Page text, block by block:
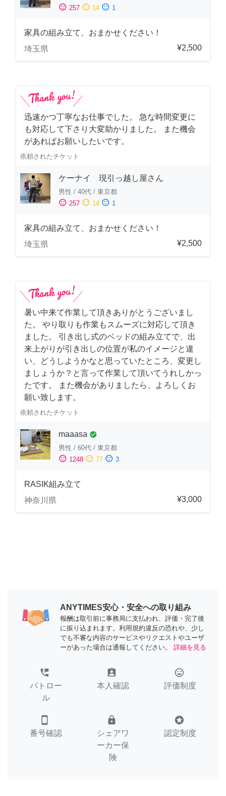
sentiment_satisfied 257 sentiment_neutral 14 sentiment_dissatisfied 1
家具の組み立て、おまかせください！
埼玉県
¥2,500
迅速かつ丁寧なお仕事でした。 急な時間変更に
も対応して下さり大変助かりました。 また機会
があればお願いしたいです。
依頼されたチケット
ケーナイ 現引っ越し屋さん
男性 / 40代 / 東京都
sentiment_satisfied 257 sentiment_neutral 14 sentiment_dissatisfied 1
家具の組み立て、おまかせください！
埼玉県
¥2,500
暑い中来て作業して頂きありがとうございまし
た。 やり取りも作業もスムーズに対応して頂き
ました。 引き出し式のベッドの組み立てで、出
来上がりが引き出しの位置が私のイメージと違
い、どうしようかなと思っていたところ、変更し
ましょうか？と言って作業して頂いてうれしかっ
たです。 また機会がありましたら、よろしくお
願い致します。
依頼されたチケット
maaasa check_circle
男性 / 60代 / 東京都
sentiment_satisfied 1248 sentiment_neutral 77 sentiment_dissatisfied 3
RASIK組み立て
神奈川県
¥3,000
ANYTIMES安心・安全への取り組み
報酬は取引前に事務局に支払われ、評価・完了後
に振り込まれます。利用規約違反の恐れや、少し
でも不審な内容のサービスやリクエストやユーザ
ーがあった場合は通報してください。
詳細を見る
perm_phone_msg
パトロー
ル
assignment_ind
本人確認
tag_faces
評価制度
smartphone
番号確認
lock
シェアワ
ーカー保
険
stars
認定制度